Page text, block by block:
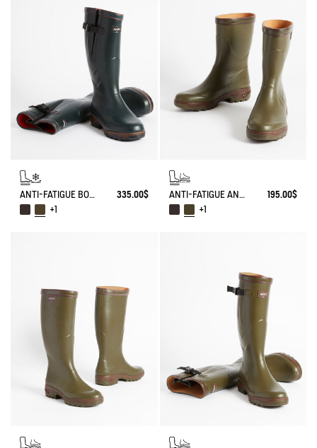
ANTI-FATIGUE BOOT PARCOURS 2.0 ADJUSTABLE NEOPRENE-LINED
335.00$
+1
ANTI-FATIGUE ANKLE BOOT PARCOURS 2.0
195.00$
+1